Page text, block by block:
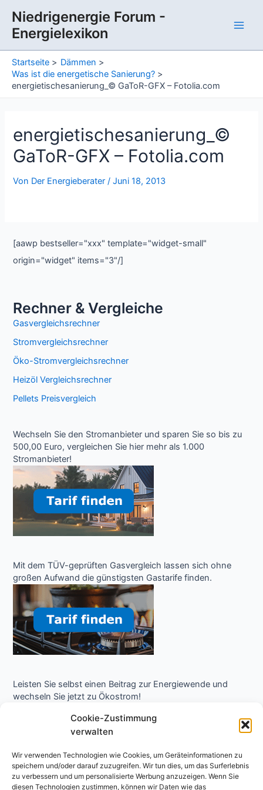
Cookie-Zustimmung
verwalten
Wir verwenden Technologien wie Cookies, um Geräteinformationen zu
speichern und/oder darauf zuzugreifen. Wir tun dies, um das Surferlebnis
zu verbessern und um personalisierte Werbung anzuzeigen. Wenn Sie
diesen Technologien zustimmen, können wir Daten wie das
Inhalt
springen
Niedrigenergie Forum -
Energielexikon
Startseite
Dämmen
Was ist die energetische Sanierung?
energietischesanierung_© GaToR-GFX – Fotolia.com
energietischesanierung_©
GaToR-GFX – Fotolia.com
Von Der Energieberater/Juni 18, 2013
[aawp bestseller="xxx" template="widget-small"
origin="widget" items="3"/]
Rechner & Vergleiche
Gasvergleichsrechner
Stromvergleichsrechner
Öko-Stromvergleichsrechner
Heizöl Vergleichsrechner
Pellets Preisvergleich
Wechseln Sie den Stromanbieter und sparen Sie so bis zu
500,00 Euro, vergleichen Sie hier mehr als 1.000
Stromanbieter!
Mit dem TÜV-geprüften Gasvergleich lassen sich ohne
großen Aufwand die günstigsten Gastarife finden.
Leisten Sie selbst einen Beitrag zur Energiewende und
wechseln Sie jetzt zu Ökostrom!